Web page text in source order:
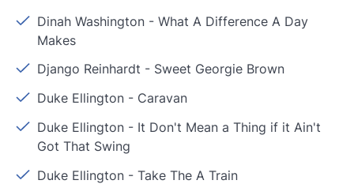
Dinah Washington -What A Difference A Day
Makes
Django Reinhardt - Sweet Georgie Brown
Duke Ellington - Caravan
Duke Ellington - It Don't Mean a Thing if it Ain't
Got That Swing
Duke Ellington -Take The A Train